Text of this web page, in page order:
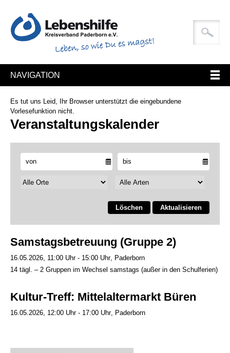
NAVIGATION
Es tut uns Leid, Ihr Browser unterstützt die eingebundene
Vorlesefunktion nicht.
Veranstaltungskalender
Löschen Aktualisieren
Samstagsbetreuung (Gruppe 2)
16.05.2026, 11:00 Uhr - 15:00 Uhr
Paderborn
14 tägl. – 2 Gruppen im Wechsel samstags (außer in den Schulferien)
Kultur-Treff: Mittelaltermarkt Büren
16.05.2026, 12:00 Uhr - 17:00 Uhr Paderborn